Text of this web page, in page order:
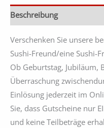
Beschreibung
Verschenken Sie unsere
Sushi-Freund/eine Sushi-
Ob Geburtstag, Jubiläum,
Überraschung
Einlösung jederzeit im
Sie, dass Gutscheine nur
und keine Teilbeträge